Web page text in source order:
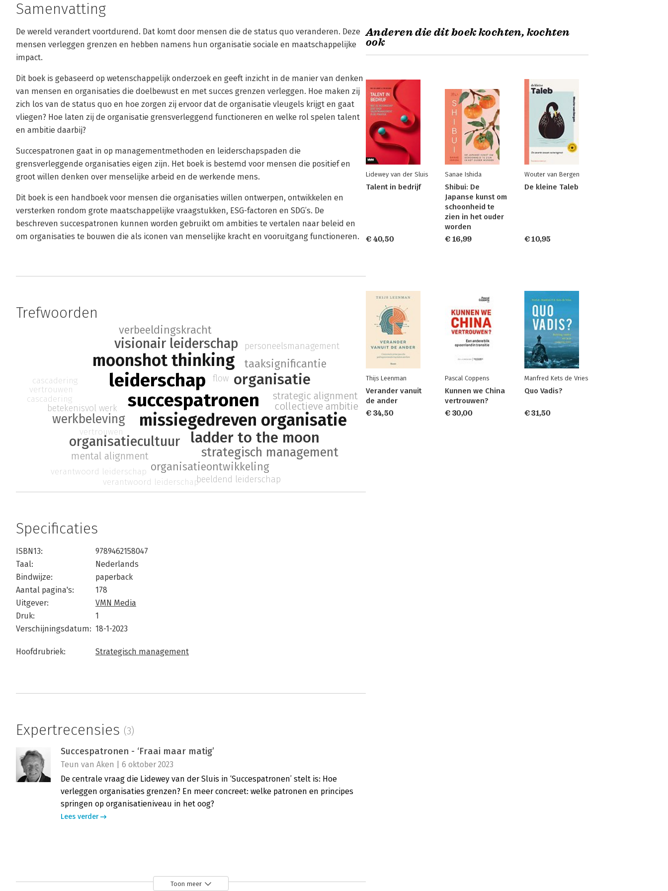
Samenvatting
De wereld verandert voortdurend. Dat komt door mensen die de status quo veranderen. Deze
mensen verleggen grenzen en hebben namens hun organisatie sociale en maatschappelijke
impact.
Dit boek is gebaseerd op wetenschappelijk onderzoek en geeft inzicht in de manier van denken
van mensen en organisaties die doelbewust en met succes grenzen verleggen. Hoe maken zij
zich los van de status quo en hoe zorgen zij ervoor dat de organisatie vleugels krijgt en gaat
vliegen? Hoe laten zij de organisatie grensverleggend functioneren en welke rol spelen talent
en ambitie daarbij?
Succespatronen gaat in op managementmethoden en leiderschapspaden die
grensverleggende organisaties eigen zijn. Het boek is bestemd voor mensen die positief en
groot willen denken over menselijke arbeid en de werkende mens.
Dit boek is een handboek voor mensen die organisaties willen ontwerpen, ontwikkelen en
versterken rondom grote maatschappelijke vraagstukken, ESG-factoren en SDG’s. De
beschreven succespatronen kunnen worden gebruikt om ambities te vertalen naar beleid en
om organisaties te bouwen die als iconen van menselijke kracht en vooruitgang functioneren.
Trefwoorden
succespatronen
leiderschap
missiegedreven organisatie
moonshot thinking
ladder to the moon
organisatie
organisatiecultuur
visionair leiderschap
werkbeleving
strategisch management
organisatieontwikkeling
taaksignificantie
verbeeldingskracht
strategic alignment
collectieve ambitie
betekenisvol werk
personeelsmanagement
mental alignment
flow
beeldend leiderschap
vertrouwen
verantwoord leiderschap
cascadering
vertrouwen
verantwoord leiderschap
cascadering
Specificaties
ISBN13:
9789462158047
Taal:
Nederlands
Bindwijze:
paperback
Aantal pagina's:
178
Uitgever:
VMN Media
Druk:
1
Verschijningsdatum: 18-1-2023
Hoofdrubriek: Strategisch management
Expertrecensies (3)
Succespatronen - ‘Fraai maar matig’
Teun van Aken | 6 oktober 2023
De centrale vraag die Lidewey van der Sluis in ‘Succespatronen’ stelt is: Hoe
verleggen organisaties grenzen? En meer concreet: welke patronen en principes
springen op organisatieniveau in het oog?
Lees verder
Frank van Kuijck | 24 augustus 2023
Toon meer
Anderen die dit boek kochten, kochten
ook
Lidewey van der Sluis
Talent in bedrijf
€ 40,50
Sanae Ishida
Shibui: De
Japanse kunst om
schoonheid te
zien in het ouder
worden
€ 16,99
Wouter van Bergen
De kleine Taleb
€ 10,95
Thijs Leenman
Verander vanuit
de ander
€ 34,50
Pascal Coppens
Kunnen we China
vertrouwen?
€ 30,00
Manfred Kets de Vries
Quo Vadis?
€ 31,50